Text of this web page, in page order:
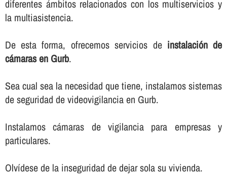
diferentes ámbitos relacionados con los multiservicios y
la multiasistencia.
De esta forma, ofrecemos servicios de instalación de
cámaras en Gurb.
Sea cual sea la necesidad que tiene, instalamos sistemas
de seguridad de videovigilancia en Gurb.
Instalamos cámaras de vigilancia para empresas y
particulares.
Olví­dese de la inseguridad de dejar sola su vivienda.